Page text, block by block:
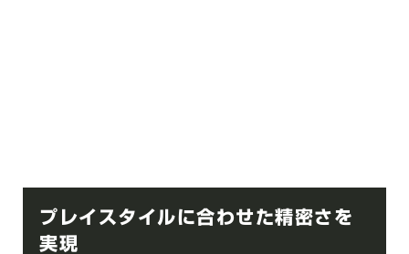
プレイスタイルに合わせた精密さを
実現